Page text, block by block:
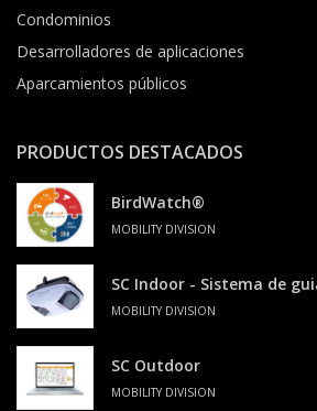
Condominios
Desarrolladores de aplicaciones
Aparcamientos públicos
PRODUCTOS DESTACADOS
BirdWatch®
MOBILITY DIVISION
SC Indoor - Sistema de
MOBILITY DIVISION
SC Outdoor
MOBILITY DIVISION